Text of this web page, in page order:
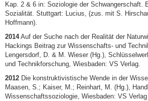
Kap. 2 & 6 in: Soziologie der Schwangerschaft.
Sozialität. Stuttgart: Lucius, (zus. mit S.
Hoffmann).
2014Auf der Suche nach der Realität der
Hackings Beitrag zur Wissenschafts- und
Lengersdorf, D. & M. Wieser (Hg.),
und Technikforschung, Wiesbaden: VS Verlag.
2012 Die konstruktivistische Wende in der
Maasen, S.; Kaiser, M.; Reinhart, M. (Hg.),
Wissenschaftssoziologie, Wiesbaden: VS